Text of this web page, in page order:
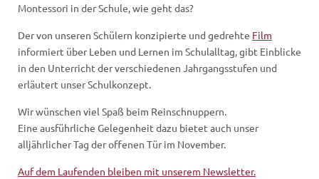
Montessori in der Schule, wie geht das?
Der von unseren Schülern konzipierte und gedrehte Film
informiert über Leben und Lernen im Schulalltag, gibt Einblicke
in den Unterricht der verschiedenen Jahrgangsstufen und
erläutert unser Schulkonzept.
Wir wünschen viel Spaß beim Reinschnuppern.
Eine ausführliche Gelegenheit dazu bietet auch unser
alljährlicher Tag der offenen Tür im November.
Auf dem Laufenden bleiben mit unserem Newsletter.